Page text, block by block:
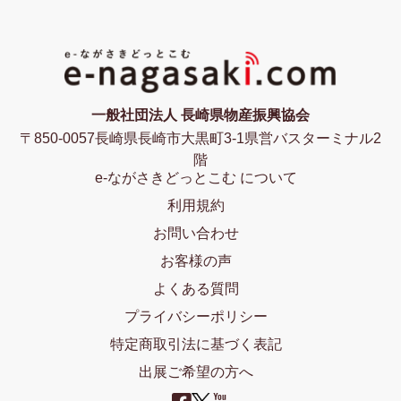
一般社団法人 長崎県物産振興協会
〒850-0057長崎県長崎市大黒町3-1県営バスターミナル2
階
e-ながさきどっとこむ について
利用規約
お問い合わせ
お客様の声
よくある質問
プライバシーポリシー
特定商取引法に基づく表記
出展ご希望の方へ